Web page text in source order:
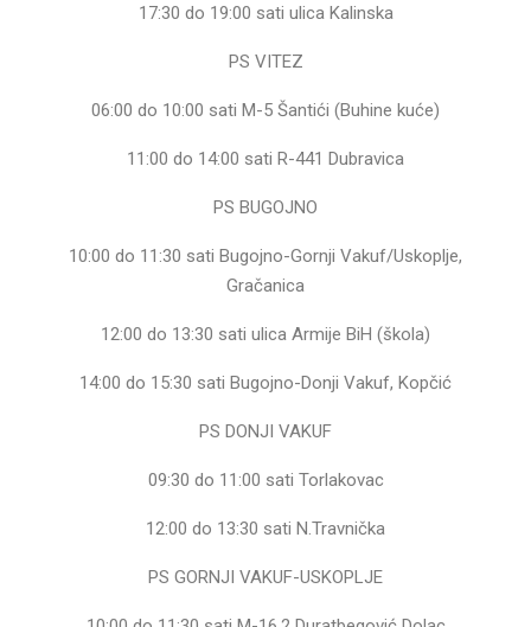
17:30 do 19:00 sati ulica Kalinska
PS VITEZ
06:00 do 10:00 sati M-5 Šantići (Buhine kuće)
11:00 do 14:00 sati R-441 Dubravica
PS BUGOJNO
10:00 do 11:30 sati Bugojno-Gornji Vakuf/Uskoplje,
Gračanica
12:00 do 13:30 sati ulica Armije BiH (škola)
14:00 do 15:30 sati Bugojno-Donji Vakuf, Kopčić
PS DONJI VAKUF
09:30 do 11:00 sati Torlakovac
12:00 do 13:30 sati N.Travnička
PS GORNJI VAKUF-USKOPLJE